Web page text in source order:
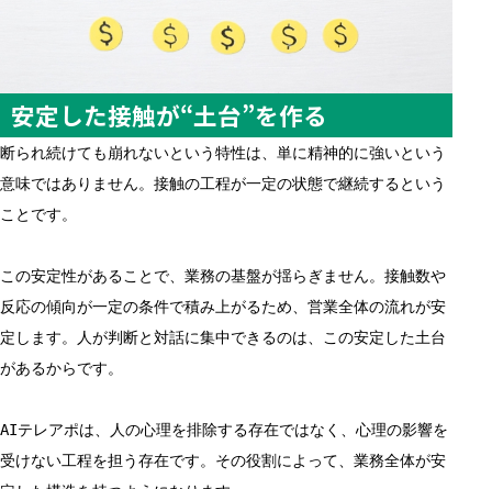
安定した接触が“土台”を作る
断られ続けても崩れないという特性は、単に精神的に強いという
意味ではありません。接触の工程が一定の状態で継続するという
ことです。
この安定性があることで、業務の基盤が揺らぎません。接触数や
反応の傾向が一定の条件で積み上がるため、営業全体の流れが安
定します。人が判断と対話に集中できるのは、この安定した土台
があるからです。
AIテレアポは、人の心理を排除する存在ではなく、心理の影響を
受けない工程を担う存在です。その役割によって、業務全体が安